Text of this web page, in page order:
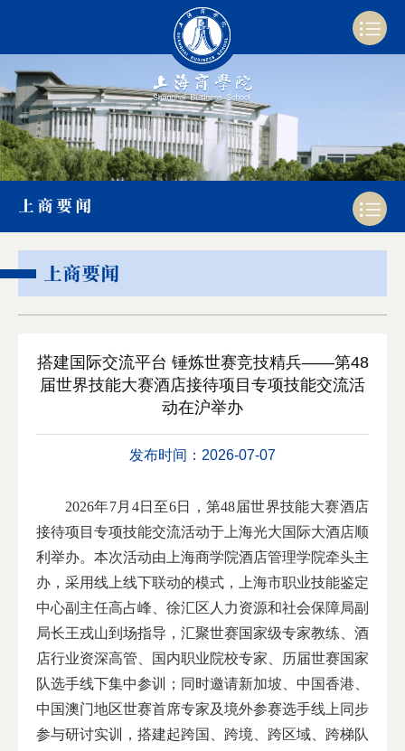
上商要闻
上商要闻
搭建国际交流平台 锤炼世赛竞技精兵——第48
届世界技能大赛酒店接待项目专项技能交流活
动在沪举办
发布时间：2026-07-07
2026年7月4日至6日，第48届世界技能大赛酒店
接待项目专项技能交流活动于上海光大国际大酒店顺
利举办。本次活动由上海商学院酒店管理学院牵头主
办，采用线上线下联动的模式，上海市职业技能鉴定
中心副主任高占峰、徐汇区人力资源和社会保障局副
局长王戎山到场指导，汇聚世赛国家级专家教练、酒
店行业资深高管、国内职业院校专家、历届世赛国家
队选手线下集中参训；同时邀请新加坡、中国香港、
中国澳门地区世赛首席专家及境外参赛选手线上同步
参与研讨实训，搭建起跨国、跨境、跨区域、跨梯队